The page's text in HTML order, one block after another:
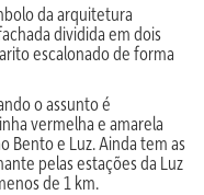
da arquitetura
dividida em dois
escalonado de forma
o assunto é
vermelha e amarela
Bento e Luz. Ainda tem as
pelas estações da Luz
de 1 km.